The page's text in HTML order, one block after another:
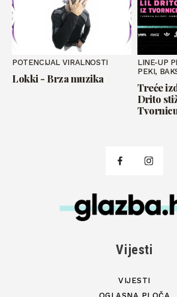
POTENCIJAL VIRALNOSTI
Lokki - Brza muzika
LINE-UP
PEKI,
Treće
Drito
Vijesti
VIJESTI